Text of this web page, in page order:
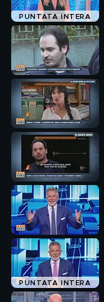
PUNTATA INTERA
PUNTATA INTERA